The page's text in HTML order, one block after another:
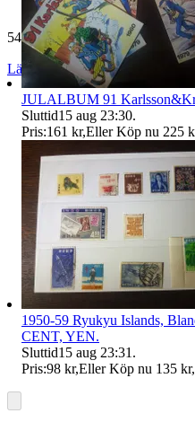
543 omdömen
Läs omdömen Följ
JULALBUM 91
Sluttid15 aug 23:30.
Pris:161 kr,Eller Köp nu 225
1950-59 Ryukyu Islands,
CENT, YEN.
Sluttid15 aug 23:31 .
Pris:98 kr,Eller Köp nu 135 kr,